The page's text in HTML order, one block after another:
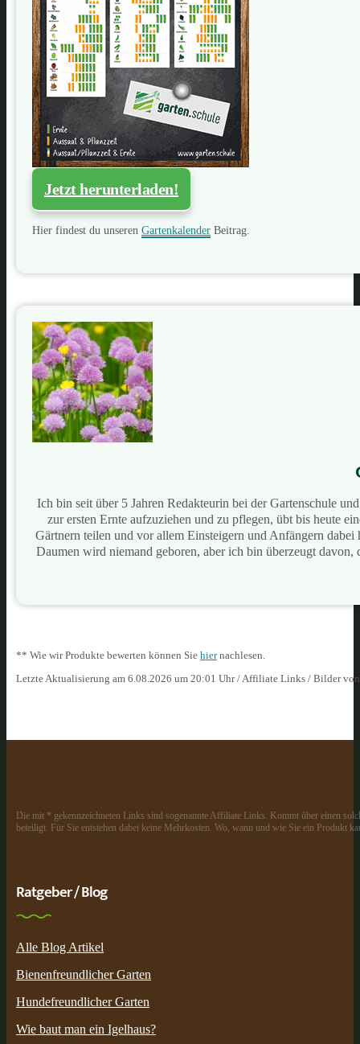
Jetzt herunterladen!
Hier findest du unseren Gartenkalender Beitrag.
Ich bin seit über 5 Jahren Redakteurin bei der Gartenschule
zur ersten Ernte aufzuziehen und zu pflegen, übt bis heute
Gärtnern teilen und vor allem Einsteigern und Anfängern
Daumen wird niemand geboren, aber ich bin überzeugt
** Wie wir Produkte bewerten können Sie hiernachlesen.
Letzte Aktualisierung am 6.08.2026 um 20:01 Uhr / Affiliate Links / Bilder
Die mit * gekennzeichneten Links sind sogenannte Affiliate Links. Kommt über einen
beteiligt. Für Sie entstehen dabei keine Mehrkosten. Wo, wann und wie Sie ein Produkt
Ratgeber / Blog
Alle Blog Artikel
Bienenfreundlicher Garten
Hundefreundlicher Garten
Wie baut man ein Igelhaus?